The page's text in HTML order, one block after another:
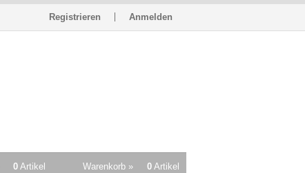
Registrieren Anmelden
Warenkorb » 0 Artikel
0 Artikel